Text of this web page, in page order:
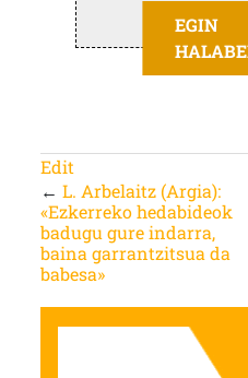
EGIN
Edit
← L. Arbelaitz (Argia):
«Ezkerreko hedabideok
badugu gure indarra,
baina garrantzitsua da
babesa»